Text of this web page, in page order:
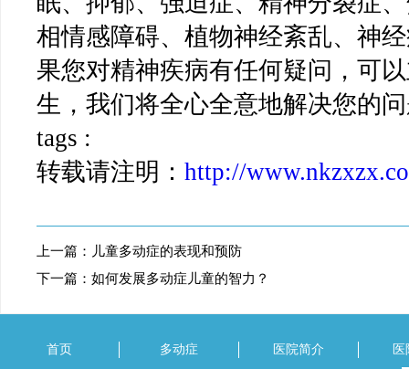
相情感障碍、植物神经紊乱、神
果您对精神疾病有任何疑问，可
生，我们将全心全意地解决您的
tags :
转载请注明： http://
上一篇： 儿童多动症的表现和预防
下一篇： 如何发展多动症儿童的智力？
首页 多动症 医院简介